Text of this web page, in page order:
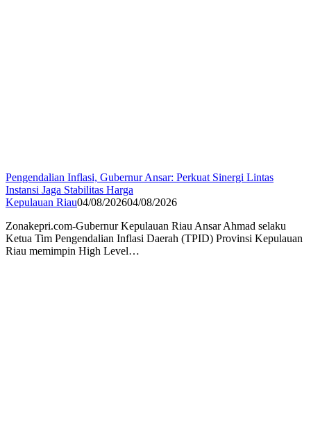
Pengendalian Inflasi, Gubernur Ansar: Perkuat Sinergi Lintas
Instansi Jaga Stabilitas Harga
Kepulauan Riau04/08/202604/08/2026
Zonakepri.com-Gubernur Kepulauan Riau Ansar Ahmad selaku
Ketua Tim Pengendalian Inflasi Daerah (TPID) Provinsi Kepulauan
Riau memimpin High Level…